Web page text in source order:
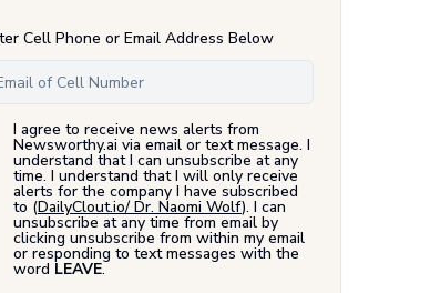
Cell Phone or Email Address Below
I agree to receive news alerts from
Newsworthy.ai via email or text message. I
understand that I can unsubscribe at any
time. I understand that I will only receive
alerts for the company I have subscribed
to (DailyClout.io/ Dr. Naomi Wolf). I can
unsubscribe at any time from email by
clicking unsubscribe from within my email
or responding to text messages with the
word LEAVE.